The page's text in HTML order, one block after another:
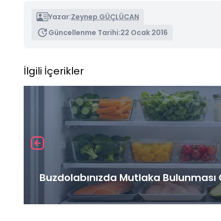
Yazar:Zeynep GÜÇLÜCAN
Güncellenme Tarihi:22 Ocak 2016
İlgili İçerikler
Buzdolabınızda Mutlaka Bulunması